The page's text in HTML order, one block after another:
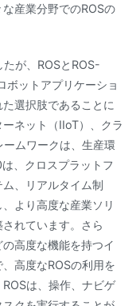
産業分野でのROSの
が、ROSとROS-
ボットアプリケーショ
選択肢であることに
ネット（IIoT）、クラ
ムワークは、生産環
、クロスプラットフ
、リアルタイム制
より高度な産業ソリ
れています。さら
高度な機能を持つイ
高度なROSの利用を
は、操作、ナビゲ